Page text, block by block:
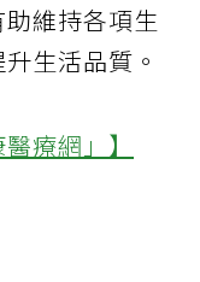
維持各項生
生活品質。
療網」】